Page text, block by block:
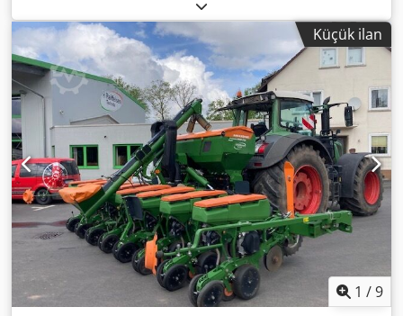
for rear section. Drawbar with folding support leg / Lower
link attachment Cat. 3. Braked axle with parking brake /
Dual-line compressed air braking system. Djdpfx
Aeuhnwvji Nock
Küçük ilan
1 /9